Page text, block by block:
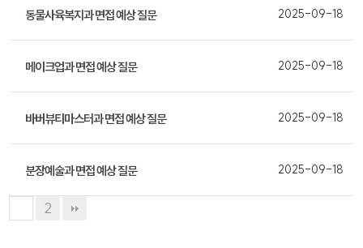
동물사육복지과 면접 예상 질문 2025-09-18
메이크업과 면접 예상 질문 2025-09-18
바버뷰티마스터과 면접 예상 질문 2025-09-18
분장예술과 면접 예상 질문 2025-09-18
2